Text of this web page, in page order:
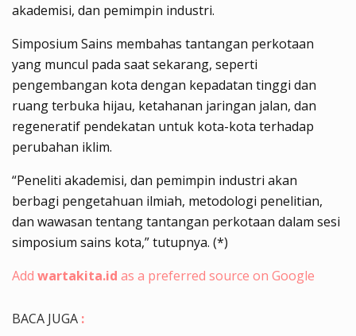
akademisi, dan pemimpin industri.
Simposium Sains membahas tantangan perkotaan
yang muncul pada saat sekarang, seperti
pengembangan kota dengan kepadatan tinggi dan
ruang terbuka hijau, ketahanan jaringan jalan, dan
regeneratif pendekatan untuk kota-kota terhadap
perubahan iklim.
“Peneliti akademisi, dan pemimpin industri akan
berbagi pengetahuan ilmiah, metodologi penelitian,
dan wawasan tentang tantangan perkotaan dalam sesi
simposium sains kota,” tutupnya. (*)
Add wartakita.id as a preferred source on Google
BACA JUGA :